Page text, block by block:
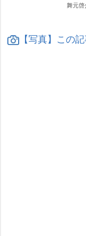
舞元啓
【写真】この